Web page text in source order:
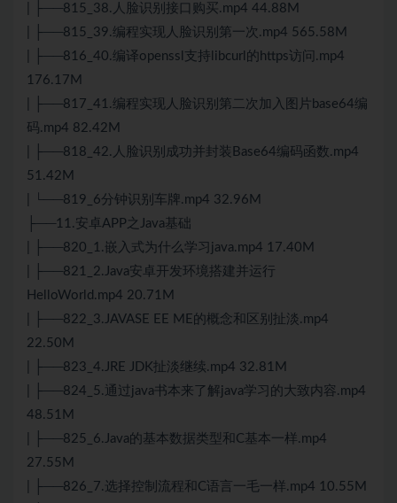
| ├──815_38.人脸识别接口购买.mp4 44.88M
| ├──815_39.编程实现人脸识别第一次.mp4 565.58M
| ├──816_40.编译openssl支持libcurl的https访问.mp4
176.17M
| ├──817_41.编程实现人脸识别第二次加入图片base64编
码.mp4 82.42M
| ├──818_42.人脸识别成功并封装Base64编码函数.mp4
51.42M
| └──819_6分钟识别车牌.mp4 32.96M
├──11.安卓APP之Java基础
| ├──820_1.嵌入式为什么学习java.mp4 17.40M
| ├──821_2.Java安卓开发环境搭建并运行
HelloWorld.mp4 20.71M
| ├──822_3.JAVASE EE ME的概念和区别扯淡.mp4
22.50M
| ├──823_4.JRE JDK扯淡继续.mp4 32.81M
| ├──824_5.通过java书本来了解java学习的大致内容.mp4
48.51M
| ├──825_6.Java的基本数据类型和C基本一样.mp4
27.55M
| ├──826_7.选择控制流程和C语言一毛一样.mp4 10.55M